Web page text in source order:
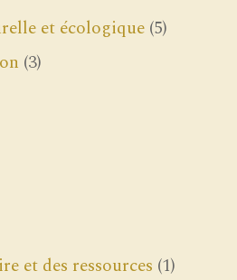
et écologique (5)
(3)
et des ressources (1)